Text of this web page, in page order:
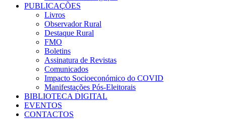
PUBLICAÇÕES
Livros
Observador Rural
Destaque Rural
FMO
Boletins
Assinatura de Revistas
Comunicados
Impacto Socioeconómico do COVID
Manifestações Pós-Eleitorais
BIBLIOTECA DIGITAL
EVENTOS
CONTACTOS